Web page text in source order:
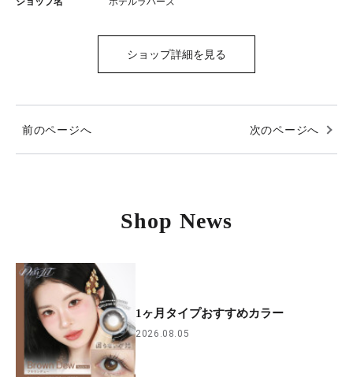
ショップ詳細を見る
前のページへ 次のページへ
Shop News
1ヶ月タイプおすすめカラー
2026.08.05